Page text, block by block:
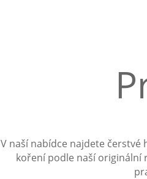
V naší nabídce najdete čerstvé
koření podle naší originální